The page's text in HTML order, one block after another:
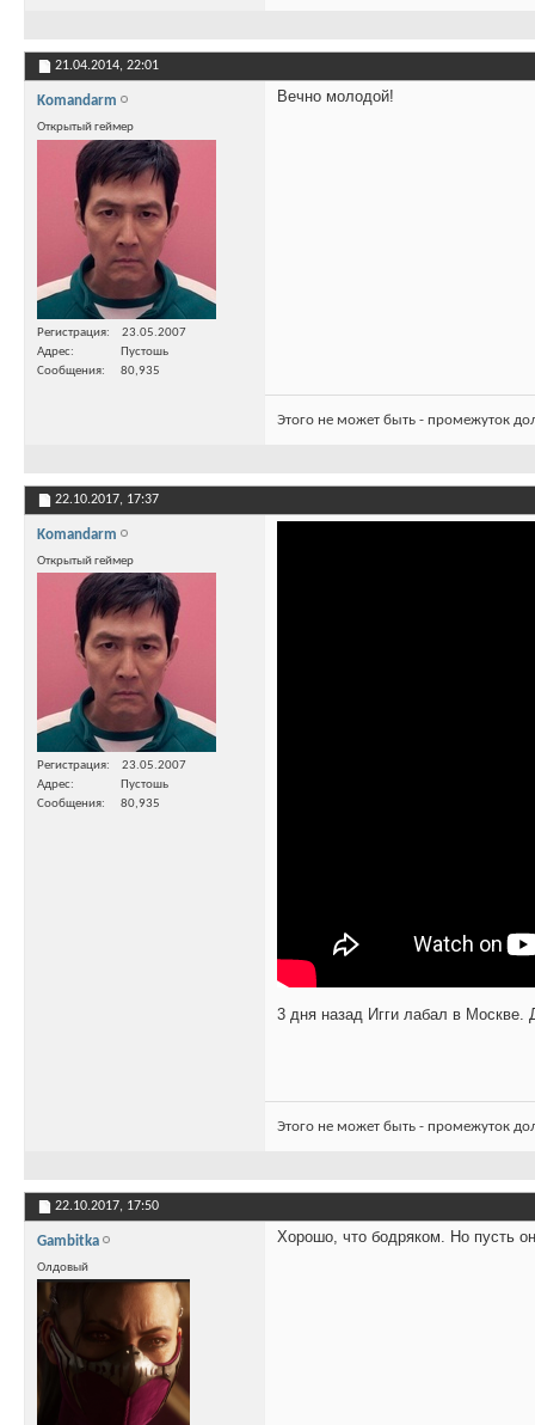
21.04.2014, 22:01
Komandarm
Открытый геймер
Регистрация
23.05.2007
Адрес
Пустошь
Сообщения
80,935
Вечно молодой!
Этого не может быть - промежуток
22.10.2017, 17:37
Komandarm
Открытый геймер
Регистрация
23.05.2007
Адрес
Пустошь
Сообщения
80,935
3 дня назад Игги лабал в
Этого не может быть - промежуток
22.10.2017, 17:50
Gambitka
Олдовый
Хорошо, что бодряком. Но пусть